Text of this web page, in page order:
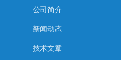
公司简介
新闻动态
技术文章